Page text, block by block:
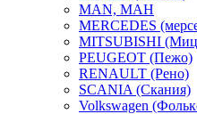
MAN, МАН
MERCEDES
MITSUBISHI
PEUGEOT (Пежо)
RENAULT (Рено)
SCANIA (Скания)
Volkswagen